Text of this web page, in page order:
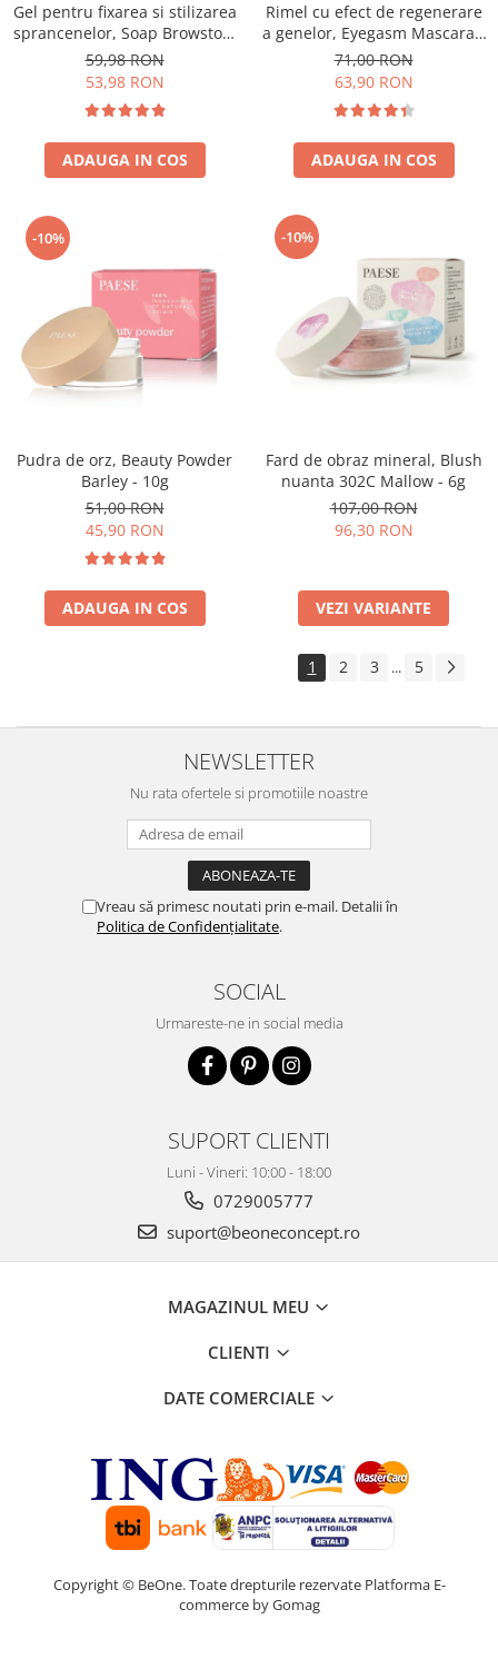
Gel pentru fixarea si stilizarea
sprancenelor, Soap Browstory
- 8g
59,98 RON
53,98 RON
ADAUGA IN COS
Rimel cu efect de regenerare
a genelor, Eyegasm Mascara -
8ml
71,00 RON
63,90 RON
ADAUGA IN COS
-10%
Pudra de orz, Beauty Powder
Barley - 10g
51,00 RON
45,90 RON
ADAUGA IN COS
-10%
Fard de obraz mineral, Blush
nuanta 302C Mallow - 6g
107,00 RON
96,30 RON
VEZI VARIANTE
1 2 3 ... 5
NEWSLETTER
Nu rata ofertele si promotiile noastre
Vreau să primesc noutati prin e-mail. Detalii în
Politica de Confidențialitate.
SOCIAL
Urmareste-ne in social media
SUPORT CLIENTI
Luni - Vineri: 10:00 - 18:00
0729005777
suport@beoneconcept.ro
MAGAZINUL MEU
CLIENTI
DATE COMERCIALE
Copyright © BeOne. Toate drepturile rezervate Platforma E-
commerce by Gomag